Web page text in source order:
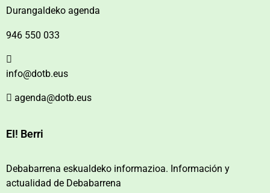
Durangaldeko agenda
946 550 033
info@dotb.eus
agenda@dotb.eus
EI! Berri
Debabarrena eskualdeko informazioa. Información y
actualidad de Debabarrena